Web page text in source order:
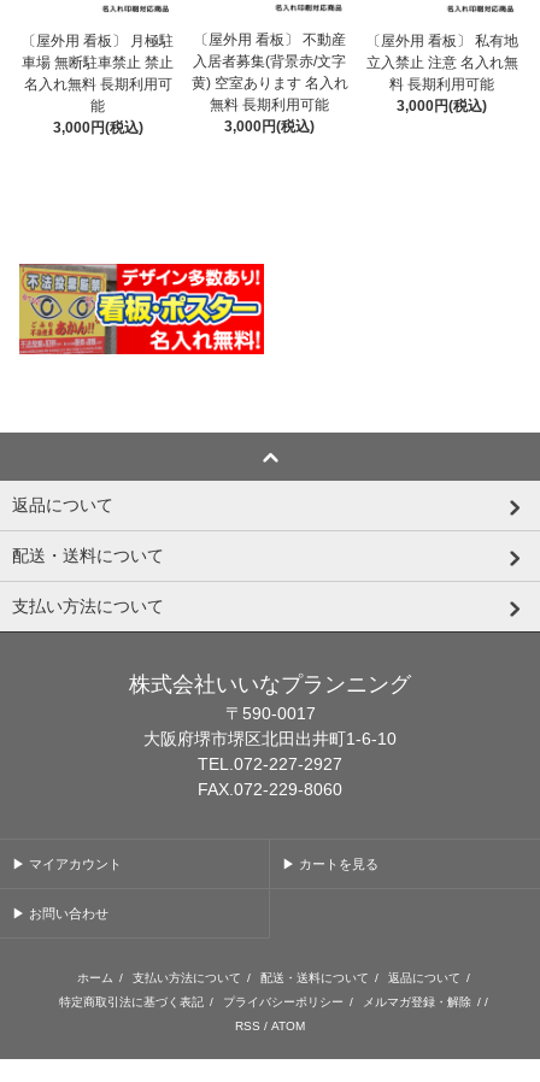
〔屋外用 看板〕 月極駐
車場 無断駐車禁止 禁止
名入れ無料 長期利用可
能
3,000円(税込)
〔屋外用 看板〕 不動産
入居者募集(背景赤/文字
黄) 空室あります 名入れ
無料 長期利用可能
3,000円(税込)
〔屋外用 看板〕 私有地
立入禁止 注意 名入れ無
料 長期利用可能
3,000円(税込)
返品について
配送・送料について
支払い方法について
株式会社いいなプランニング
〒590-0017
大阪府堺市堺区北田出井町1-6-10
TEL.072-227-2927
FAX.072-229-8060
▶ マイアカウント ▶ カートを見る
▶ お問い合わせ
ホーム / 支払い方法について / 配送・送料について / 返品について /
特定商取引法に基づく表記 / プライバシーポリシー / メルマガ登録・解除 / /
RSS / ATOM